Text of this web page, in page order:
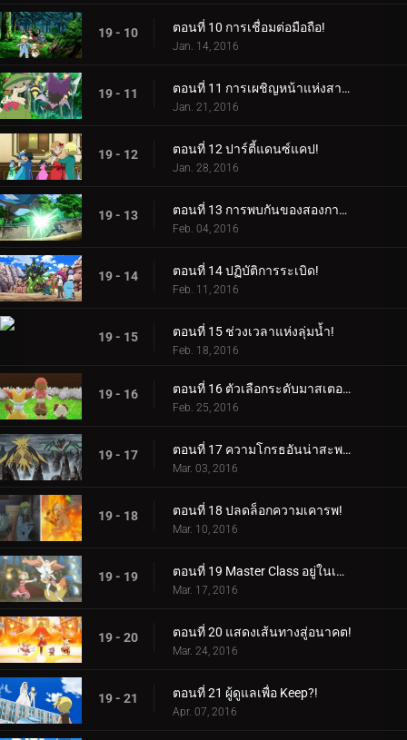
19 - 10 ตอนที่ 10 การเชื่อมต่อมือถือ!
Jan. 14, 2016
19 - 11 ตอนที่ 11 การเผชิญหน้าแห่งสายลม!
Jan. 21, 2016
19 - 12 ตอนที่ 12 ปาร์ตี้แดนซ์แคป!
Jan. 28, 2016
19 - 13 ตอนที่ 13 การพบกันของสองการเดินทาง!
Feb. 04, 2016
19 - 14 ตอนที่ 14 ปฏิบัติการระเบิด!
Feb. 11, 2016
19 - 15 ตอนที่ 15 ช่วงเวลาแห่งลุ่มน้ำ!
Feb. 18, 2016
19 - 16 ตอนที่ 16 ตัวเลือกระดับมาสเตอร์คลาส!
Feb. 25, 2016
19 - 17 ตอนที่ 17 ความโกรธอันน่าสะพรึงกลัว!
Mar. 03, 2016
19 - 18 ตอนที่ 18 ปลดล็อกความเคารพ!
Mar. 10, 2016
19 - 19 ตอนที่ 19 Master Class อยู่ในเซสชั่น!
Mar. 17, 2016
19 - 20 ตอนที่ 20 แสดงเส้นทางสู่อนาคต!
Mar. 24, 2016
19 - 21 ตอนที่ 21 ผู้ดูแลเพื่อ Keep?!
Apr. 07, 2016